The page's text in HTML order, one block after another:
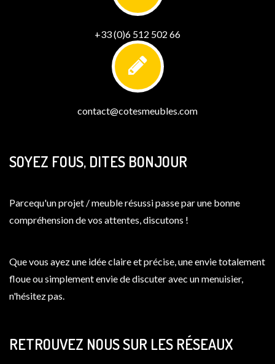
+33 (0)6 512 502 66
contact@cotesmeubles.com
SOYEZ FOUS, DITES BONJOUR
Parcequ'un projet / meuble résussi passe par une bonne
compréhension de vos attentes, discutons !
Que vous ayez une idée claire et précise, une envie totalement
floue ou simplement envie de discuter avec un menuisier,
n'hésitez pas.
RETROUVEZ NOUS SUR LES RÉSEAUX